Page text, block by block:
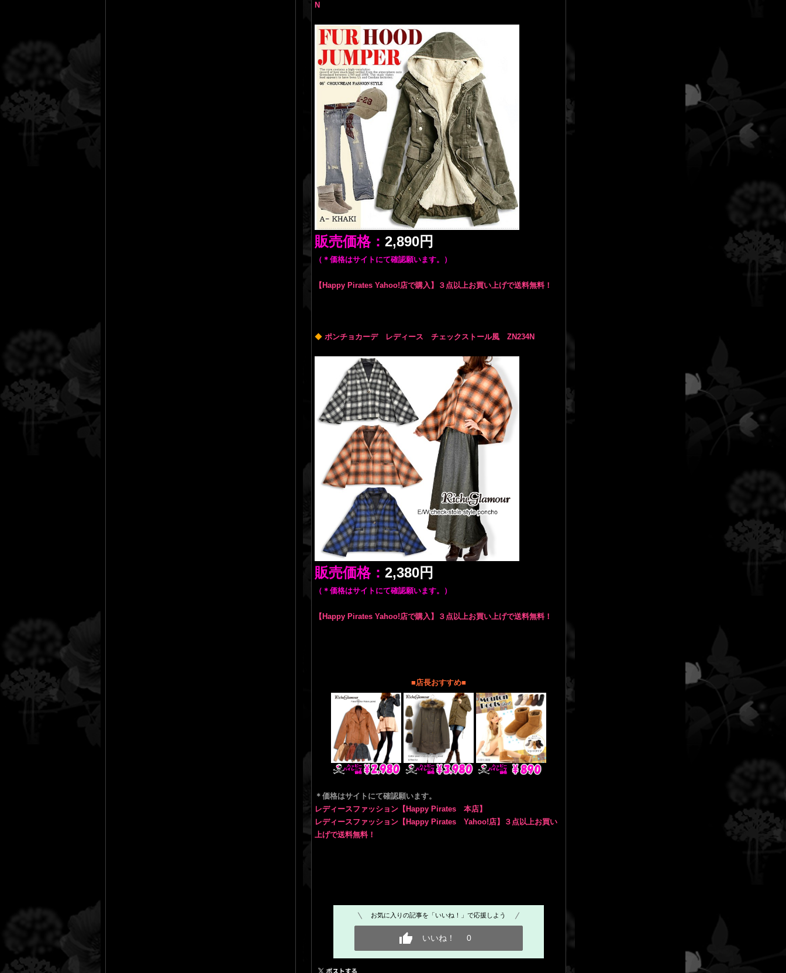
N
販売価格： 2,890円
（＊価格はサイトにて確認願います。）
【Happy Pirates Yahoo!店で購入】３点以上お買い上げで送料無料！
◆ポンチョカーデ レディース チェックストール風 ZN234N
販売価格： 2,380円
（＊価格はサイトにて確認願います。）
【Happy Pirates Yahoo!店で購入】３点以上お買い上げで送料無料！
■店長おすすめ■
＊価格はサイトにて確認願います。
レディースファッション【Happy Pirates 本店】
レディースファッション【Happy Pirates Yahoo!店】３点以上お買い
上げで送料無料！
お気に入りの記事を「いいね！」で応援しよう
いいね！ 0